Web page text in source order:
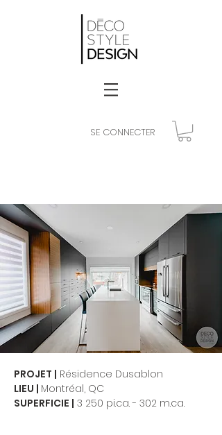
SE CONNECTER
PROJET | Résidence Dusablon
LIEU | Montréal, QC
SUPERFICIE | 3 250 pi.ca. - 302 m.ca.